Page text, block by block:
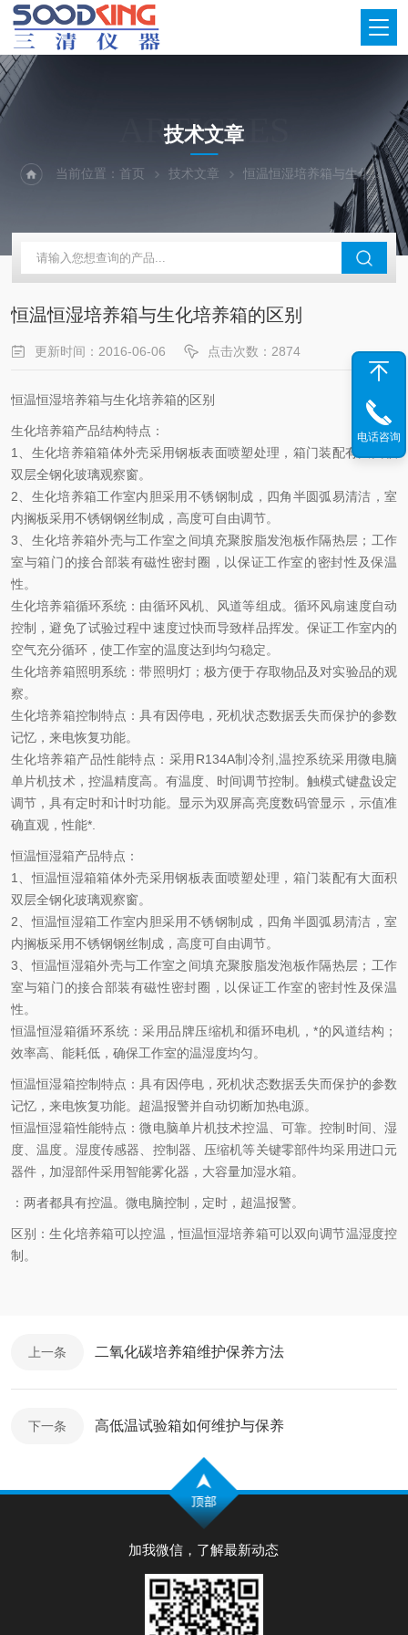
ARTICLES
技术文章
当前位置：首页 技术文章 恒温恒湿培养箱与生化培养箱的区别
恒温恒湿培养箱与生化培养箱的区别
更新时间：2016-06-06 点击次数：2874
恒温恒湿培养箱与生化培养箱的区别
生化培养箱产品结构特点：
1、生化培养箱箱体外壳采用钢板表面喷塑处理，箱门装配有大面积
双层全钢化玻璃观察窗。
2、生化培养箱工作室内胆采用不锈钢制成，四角半圆弧易清洁，室
内搁板采用不锈钢钢丝制成，高度可自由调节。
3、生化培养箱外壳与工作室之间填充聚胺脂发泡板作隔热层；工作
室与箱门的接合部装有磁性密封圈，以保证工作室的密封性及保温
性。
生化培养箱循环系统：由循环风机、风道等组成。循环风扇速度自动
控制，避免了试验过程中速度过快而导致样品挥发。保证工作室内的
空气充分循环，使工作室的温度达到均匀稳定。
生化培养箱照明系统：带照明灯；极方便于存取物品及对实验品的观
察。
生化培养箱控制特点：具有因停电，死机状态数据丢失而保护的参数
记忆，来电恢复功能。
生化培养箱产品性能特点：采用R134A制冷剂,温控系统采用微电脑
单片机技术，控温精度高。有温度、时间调节控制。触模式键盘设定
调节，具有定时和计时功能。显示为双屏高亮度数码管显示，示值准
确直观，性能*.
恒温恒湿箱产品特点：
1、恒温恒湿箱箱体外壳采用钢板表面喷塑处理，箱门装配有大面积
双层全钢化玻璃观察窗。
2、恒温恒湿箱工作室内胆采用不锈钢制成，四角半圆弧易清洁，室
内搁板采用不锈钢钢丝制成，高度可自由调节。
3、恒温恒湿箱外壳与工作室之间填充聚胺脂发泡板作隔热层；工作
室与箱门的接合部装有磁性密封圈，以保证工作室的密封性及保温
性。
恒温恒湿箱循环系统：采用品牌压缩机和循环电机，*的风道结构；
效率高、能耗低，确保工作室的温湿度均匀。
恒温恒湿箱控制特点：具有因停电，死机状态数据丢失而保护的参数
记忆，来电恢复功能。超温报警并自动切断加热电源。
恒温恒湿箱性能特点：微电脑单片机技术控温、可靠。控制时间、湿
度、温度。湿度传感器、控制器、压缩机等关键零部件均采用进口元
器件，加湿部件采用智能雾化器，大容量加湿水箱。
：两者都具有控温。微电脑控制，定时，超温报警。
区别：生化培养箱可以控温，恒温恒湿培养箱可以双向调节温湿度控
制。
上一条 二氧化碳培养箱维护保养方法
下一条 高低温试验箱如何维护与保养
加我微信，了解最新动态
电话咨询